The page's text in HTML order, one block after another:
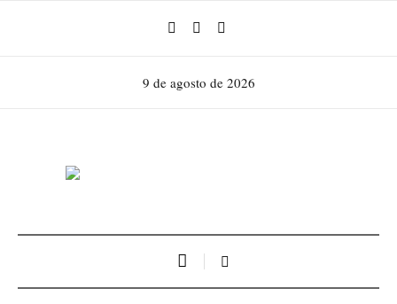
9 de agosto de 2026